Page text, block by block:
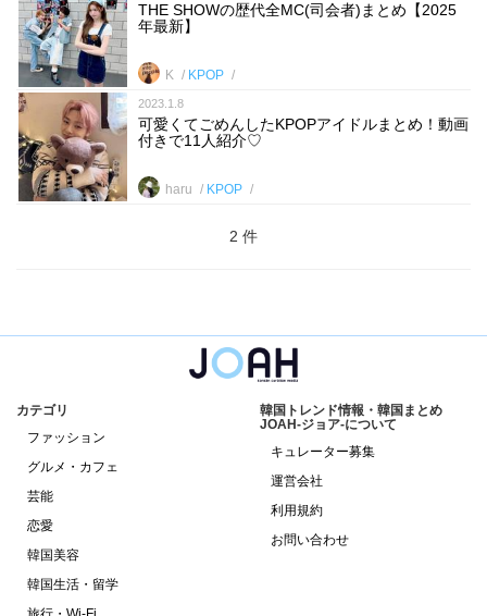
THE SHOWの歴代全MC(司会者)まとめ【2025
年最新】
K KPOP
2023.1.8
可愛くてごめんしたKPOPアイドルまとめ！動画
付きで11人紹介♡
haru KPOP
2 件
カテゴリ
ファッション
グルメ・カフェ
芸能
恋愛
韓国美容
韓国生活・留学
韓国トレンド情報・韓国まとめ
JOAH-ジョア-について
キュレーター募集
運営会社
利用規約
お問い合わせ